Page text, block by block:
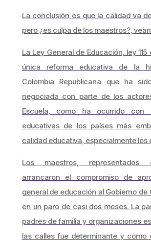
La conclusión es que la calidad va
pero ¿es culpa de los maestros?,
La Ley General de Educación, ley 115
única reforma educativa de la
Colombia Republicana que ha
negociada con parte de los
Escuela, como ha ocurrido con
educativas de los países más
calidad educativa, especialmente los
Los maestros, representados
arrancaron el compromiso de
general de educación al Gobierno de
en un paro de casi dos meses. La
padres de familia y organizaciones
las calles fue determinante y como